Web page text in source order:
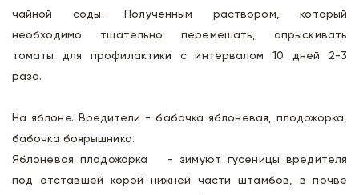
чайной соды. Полученным раствором, который
необходимо тщательно перемешать, опрыскивать
томаты для профилактики с интервалом 10 дней 2-3
раза.
На яблоне. Вредители - бабочка яблоневая, плодожорка,
бабочка боярышника.
Яблоневая плодожорка - зимуют гусеницы вредителя
под отставшей корой нижней части штамбов, в почве